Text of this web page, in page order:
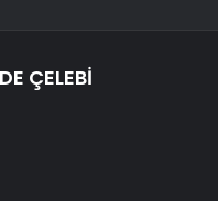
ÇELEBİ